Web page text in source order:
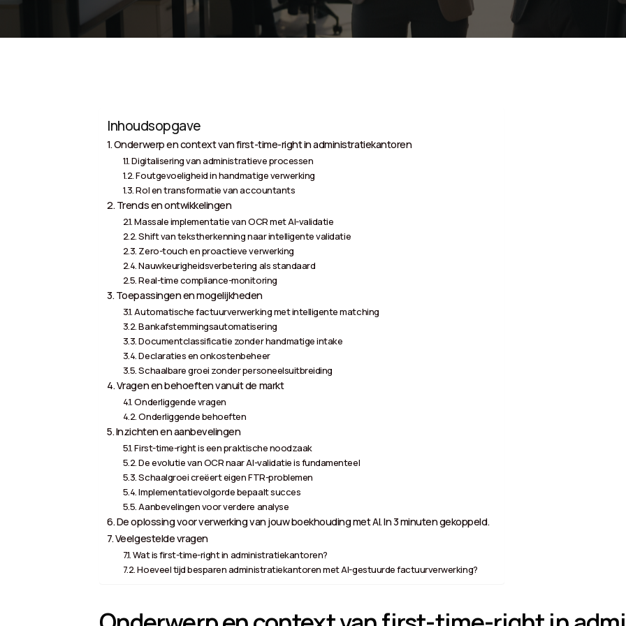
Inhoudsopgave
Onderwerp en context van first-time-right in administratiekantoren
Digitalisering van administratieve processen
Foutgevoeligheid in handmatige verwerking
Rol en transformatie van accountants
Trends en ontwikkelingen
Massale implementatie van OCR met AI-validatie
Shift van tekstherkenning naar intelligente validatie
Zero-touch en proactieve verwerking
Nauwkeurigheidsverbetering als standaard
Real-time compliance-monitoring
Toepassingen en mogelijkheden
Automatische factuurverwerking met intelligente matching
Bankafstemmingsautomatisering
Documentclassificatie zonder handmatige intake
Declaraties en onkostenbeheer
Schaalbare groei zonder personeelsuitbreiding
Vragen en behoeften vanuit de markt
Onderliggende vragen
Onderliggende behoeften
Inzichten en aanbevelingen
First-time-right is een praktische noodzaak
De evolutie van OCR naar AI-validatie is fundamenteel
Schaalgroei creëert eigen FTR-problemen
Implementatievolgorde bepaalt succes
Aanbevelingen voor verdere analyse
De oplossing voor verwerking van jouw boekhouding met AI. In 3 minuten gekoppeld.
Veelgestelde vragen
Wat is first-time-right in administratiekantoren?
Hoeveel tijd besparen administratiekantoren met AI-gestuurde factuurverwerking?